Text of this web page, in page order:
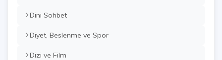
Dini Sohbet
Diyet, Beslenme ve Spor
Dizi ve Film